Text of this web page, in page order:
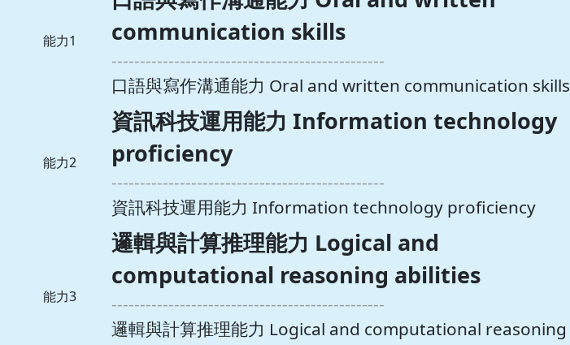
能力1
communication skills
------------------------------------------------
口語與寫作溝通能力 Oral and written communication skills
能力2
資訊科技運用能力 Information technology
proficiency
------------------------------------------------
資訊科技運用能力 Information technology proficiency
能力3
邏輯與計算推理能力 Logical and
computational reasoning abilities
------------------------------------------------
邏輯與計算推理能力 Logical and computational reasoning